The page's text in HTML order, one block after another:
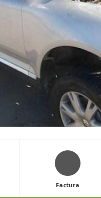
Factura